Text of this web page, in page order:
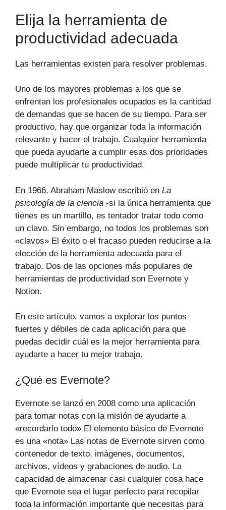
Elija la herramienta de
productividad adecuada
Las herramientas existen para resolver problemas.
Uno de los mayores problemas a los que se
enfrentan los profesionales ocupados es la cantidad
de demandas que se hacen de su tiempo. Para ser
productivo, hay que organizar toda la información
relevante y hacer el trabajo. Cualquier herramienta
que pueda ayudarte a cumplir esas dos prioridades
puede multiplicar tu productividad.
En 1966, Abraham Maslow escribió en La
psicología de la ciencia -si la única herramienta que
tienes es un martillo, es tentador tratar todo como
un clavo. Sin embargo, no todos los problemas son
«clavos» El éxito o el fracaso pueden reducirse a la
elección de la herramienta adecuada para el
trabajo. Dos de las opciones más populares de
herramientas de productividad son Evernote y
Notion.
En este artículo, vamos a explorar los puntos
fuertes y débiles de cada aplicación para que
puedas decidir cuál es la mejor herramienta para
ayudarte a hacer tu mejor trabajo.
¿Qué es Evernote?
Evernote se lanzó en 2008 como una aplicación
para tomar notas con la misión de ayudarte a
«recordarlo todo» El elemento básico de Evernote
es una «nota» Las notas de Evernote sirven como
contenedor de texto, imágenes, documentos,
archivos, vídeos y grabaciones de audio. La
capacidad de almacenar casi cualquier cosa hace
que Evernote sea el lugar perfecto para recopilar
toda la información importante que necesitas para